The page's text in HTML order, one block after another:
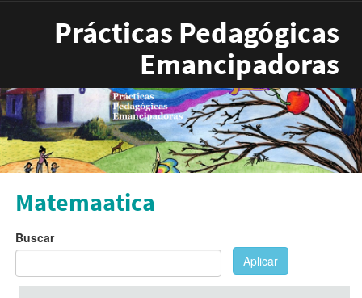
Prácticas Pedagógicas
Emancipadoras
Matemaatica
Buscar
Aplicar